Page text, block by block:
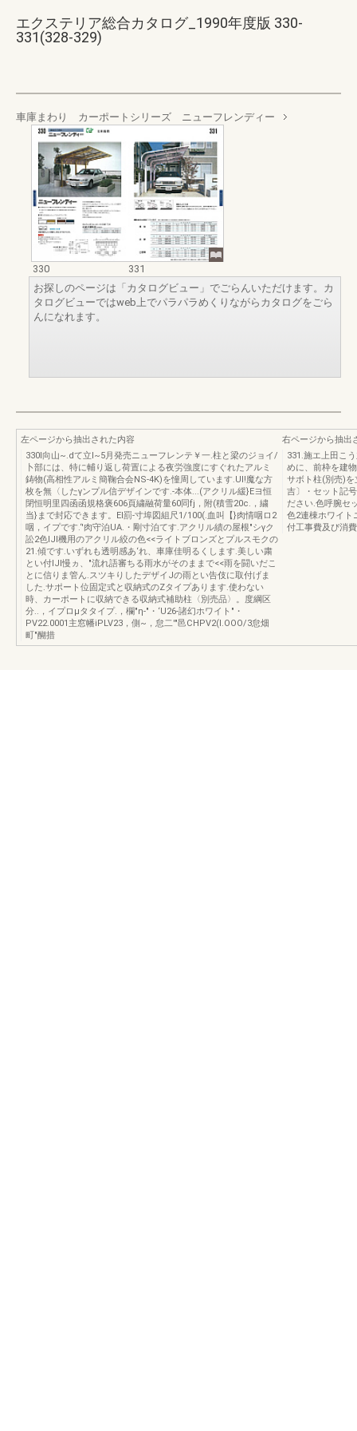
エクステリア総合カタログ_1990年度版 330-
331(328-329)
車庫まわり カーポートシリーズ ニューフレンディー
330
331
お探しのページは「カタログビュー」でごらんいただけます。カ
タログビューではweb上でパラパラめくりながらカタログをごら
んになれます。
左ページから抽出された内容
330I向山~.dて立I~5月発売ニューフレンテ￥一.柱と梁のジョイ/
卜部には、特に輔り返し荷置による夜労強度にすぐれたアルミ
鋳物(高相性アルミ簡鞠合会NS-4K)を憧周しています.Ul!魔な方
枚を無〈したγンプル信デザインです.-本体...(アクリル緩}Eヨ恒
閉恒明里四函函規格褒606頁繍融荷量60同fj，附(積雪20c.，繍
当}まで封応できます。EI罰-寸埠図組尺1/100(.血叫【}肉情咽ロ2
咽，イプです.‘'肉守泊UA.・剛寸泊てす.アクリル績の屋根"シγク
訟2色IJI機用のアクリル絞の色<<ライトブロンズとプルスモクの
21.傾です.いずれも透明感あ‘れ、車庫佳明るくします.美しい粛
とい付IJI慢ヵ、"流れ語審ちる雨水がそのままで<<雨を闘いだこ
とに信りま管ん.スツキりしたデザイJの雨とい告伎に取付げま
した.サポート位固定式と収納式のZタイプあります.使わない
時、カーポートに収納できる収納式補助柱〈別売品〉。度綱区
分..，イプロμタタイプ.，欄"η-"・‘U26-諸幻ホワイト"・
PV22.0001主窓幡iPLV23，側~，怠二'"邑CHPV2(I.OOO/3怠畑
町"醐措
右ページから抽出
331.施エ上田こ
めに、前枠を建
サボト柱(別売)
吉〕・セット記
ださい.色呼腕セ
色2連棟ホワイト
付工事費及び消